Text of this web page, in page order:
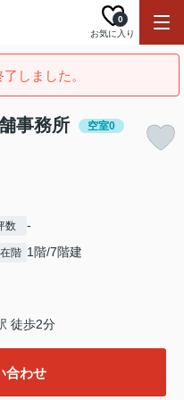
お気に入り
0
しました。
事務所 空室0
数 -
階 1階/7階建
徒歩2分
合わせ